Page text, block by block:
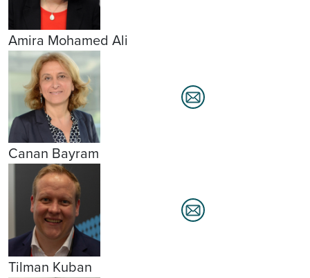
Amira Mohamed Ali
Canan Bayram
Tilman Kuban